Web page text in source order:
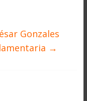
Gonzales
→